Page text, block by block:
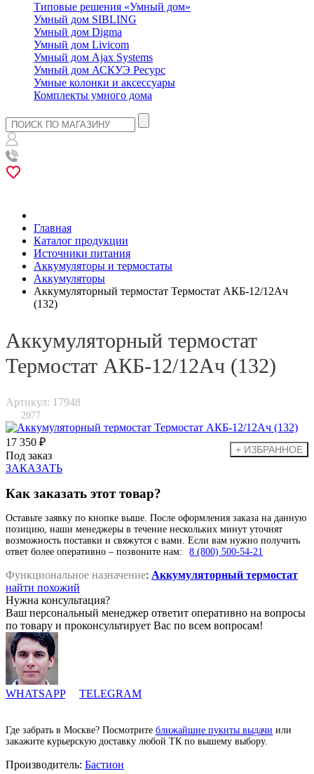
Типовые решения «Умный дом»
Умный дом SIBLING
Умный дом Digma
Умный дом Livicom
Умный дом Ajax Systems
Умный дом АСКУЭ Ресурс
Умные колонки и аксессуары
Комплекты умного дома
Главная
Каталог продукции
Источники питания
Аккумуляторы и термостаты
Аккумуляторы
Аккумуляторный термостат Термостат АКБ-12/12Ач
(132)
Аккумуляторный термостат
Термостат АКБ-12/12Ач (132)
Артикул: 17948
2077
17 350 ₽
Под заказ
ЗАКАЗАТЬ
Как заказать этот товар?
Оставьте заявку по кнопке выше. После оформления заказа на данную
позицию, наши менеджеры в течение нескольких минут уточнят
возможность поставки и свяжутся с вами. Если вам нужно получить
ответ более оперативно – позвоните нам:
8 (800) 500-54-21
Функциональное назначение: Аккумуляторный термостат
найти похожий
Нужна консультация?
Ваш персональный менеджер ответит оперативно на вопросы
по товару и проконсультирует Вас по всем вопросам!
WHATSAPP TELEGRAM
Где забрать в Москве? Посмотрите ближайшие пукнты выдачи или
закажите курьерскую доставку любой ТК по вышему выбору.
Производитель: Бастион